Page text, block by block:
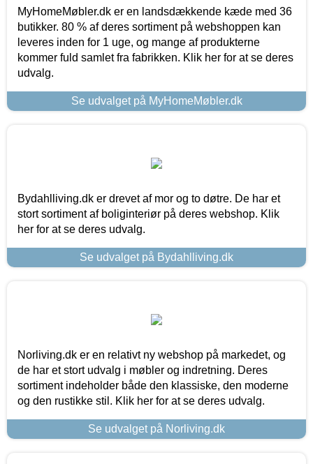
MyHomeMøbler.dk er en landsdækkende kæde med 36
butikker. 80 % af deres sortiment på webshoppen kan
leveres inden for 1 uge, og mange af produkterne
kommer fuld samlet fra fabrikken. Klik her for at se deres
udvalg.
Se udvalget på MyHomeMøbler.dk
Bydahlliving.dk er drevet af mor og to døtre. De har et
stort sortiment af boliginteriør på deres webshop. Klik
her for at se deres udvalg.
Se udvalget på Bydahlliving.dk
Norliving.dk er en relativt ny webshop på markedet, og
de har et stort udvalg i møbler og indretning. Deres
sortiment indeholder både den klassiske, den moderne
og den rustikke stil. Klik her for at se deres udvalg.
Se udvalget på Norliving.dk